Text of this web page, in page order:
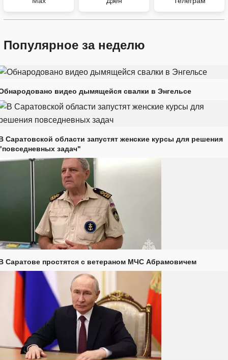
Популярное за неделю
видео дымящейся свалки в Энгельсе
Саратовской области запустят женские курсы для решения
задач"
Саратове простятся с ветераном МЧС Абрамовичем